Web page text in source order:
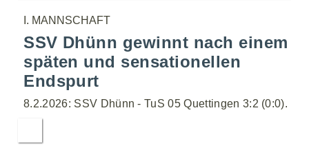
I. MANNSCHAFT
SSV Dhünn gewinnt nach einem
späten und sensationellen
Endspurt
8.2.2026: SSV Dhünn - TuS 05 Quettingen 3:2 (0:0).